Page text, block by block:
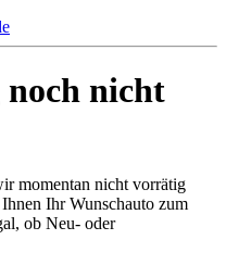
noch nicht
momentan nicht vorrätig
Ihr Wunschauto zum
ob Neu- oder